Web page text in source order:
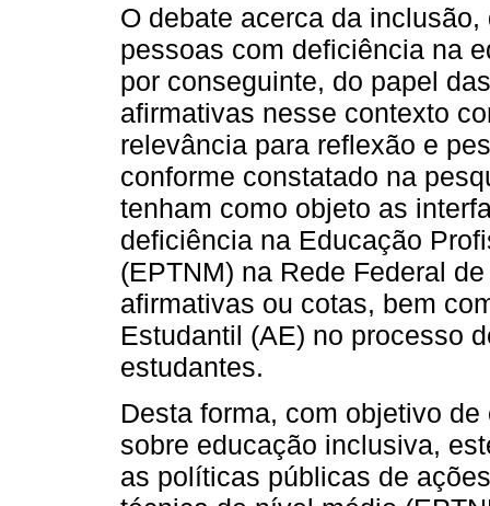
O debate acerca da
pessoas com deficiência na
por conseguinte, do papel
afirmativas nesse contexto
relevância para reflexão e
conforme constatado na
tenham como objeto as
deficiência na Educação
(EPTNM) na Rede Federal
afirmativas ou cotas, bem
Estudantil (AE) no processo
estudantes.
Desta forma, com objetivo
sobre educação inclusiva,
as políticas públicas de